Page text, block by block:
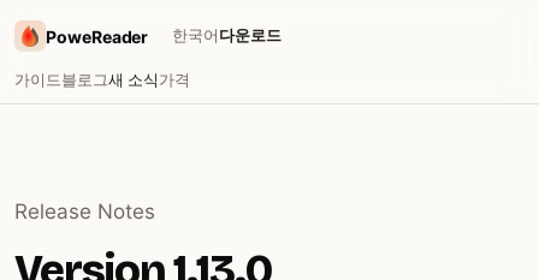
PoweReader
가이드블로그새 소식가격
한국어다운로드
Release Notes